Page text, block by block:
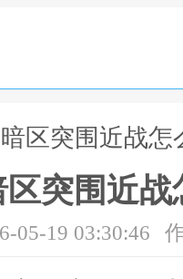
区突围近战怎
区突围近
05-19 03:30:46